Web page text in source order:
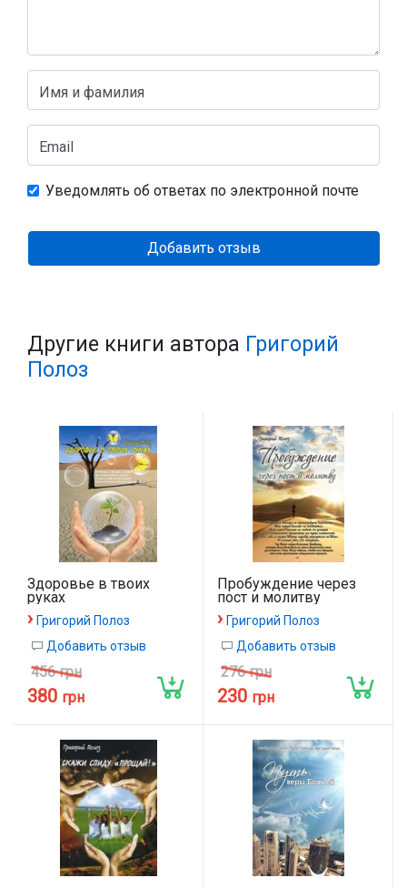
Имя и фамилия
Email
Уведомлять об ответах по электронной почте
Добавить отзыв
Другие книги автора Григорий
Полоз
Здоровье в твоих
руках
› Григорий Полоз
Добавить отзыв
456 грн
380 грн
Пробуждение через
пост и молитву
› Григорий Полоз
Добавить отзыв
276 грн
230 грн